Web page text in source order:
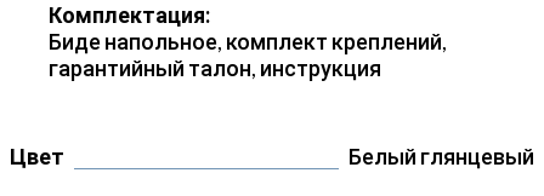
Комплектация:
Биде напольное, комплект креплений,
гарантийный талон, инструкция
Цвет
Белый глянцевый